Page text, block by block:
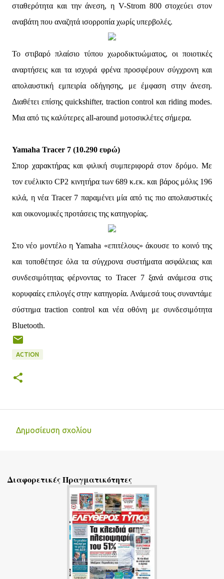
σταθερότητα και την άνεση, η V-Strom 800 στοχεύει στον
αναβάτη που αναζητά ισορροπία χωρίς υπερβολές.
Το στιβαρό πλαίσιο τύπου χωροδικτυώματος, οι ποιοτικές
αναρτήσεις και τα ισχυρά φρένα προσφέρουν σύγχρονη και
απολαυστική εμπειρία οδήγησης, με έμφαση στην άνεση.
Διαθέτει επίσης quickshifter, traction control και riding modes.
Μια από τις καλύτερες all-around μοτοσικλέτες σήμερα.
Yamaha Tracer 7 (10.290 ευρώ)
Σπορ χαρακτήρας και φιλική συμπεριφορά στον δρόμο. Με
τον ευέλικτο CP2 κινητήρα των 689 κ.εκ. και βάρος μόλις 196
κιλά, η νέα Tracer 7 παραμένει μία από τις πιο απολαυστικές
και οικονομικές προτάσεις της κατηγορίας.
Στο νέο μοντέλο η Yamaha «επιτέλους» άκουσε το κοινό της
και τοποθέτησε όλα τα σύγχρονα συστήματα ασφάλειας και
συνδεσιμότητας φέρνοντας το Tracer 7 ξανά ανάμεσα στις
κορυφαίες επιλογές στην κατηγορία. Ανάμεσά τους συναντάμε
σύστημα traction control και νέα οθόνη με συνδεσιμότητα
Bluetooth.
ACTION
λ
Δημοσίευση σχολίου
Διαφορετικές Πραγματικότητες